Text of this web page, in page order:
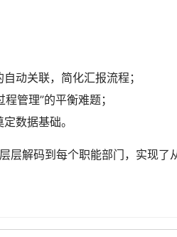
动关联，简化汇报流程；
程管理”的平衡难题；
数据基础。
层解码到每个职能部门，实现了